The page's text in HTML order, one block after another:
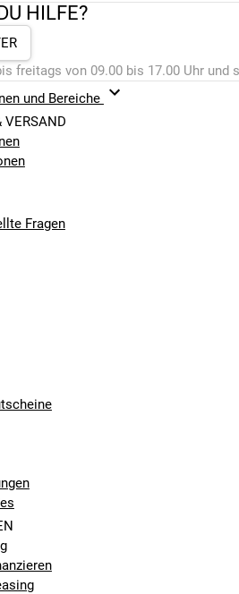
HILFE?
freitags von 09.00 bis 17.00 Uhr und
und Bereiche
VERSAND
Fragen